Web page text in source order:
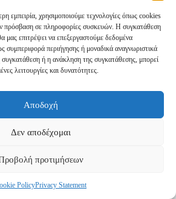
εμπειρία, χρησιμοποιούμε τεχνολογίες όπως cookies
πρόσβαση σε πληροφορίες συσκευών. Η συγκατάθεση
μας επιτρέψει να επεξεργαστούμε δεδομένα
περιήγησης ή μοναδικά αναγνωριστικά
ή η ανάκληση της συγκατάθεσης, μπορεί
λειτουργίες και δυνατότητες.
Αποδοχή
Δεν αποδέχομαι
προτιμήσεων
PolicyPrivacy Statement
Πολιτική Απορρήτου
Τρόποι Αποστολής
Τρόποι Πληρωμής